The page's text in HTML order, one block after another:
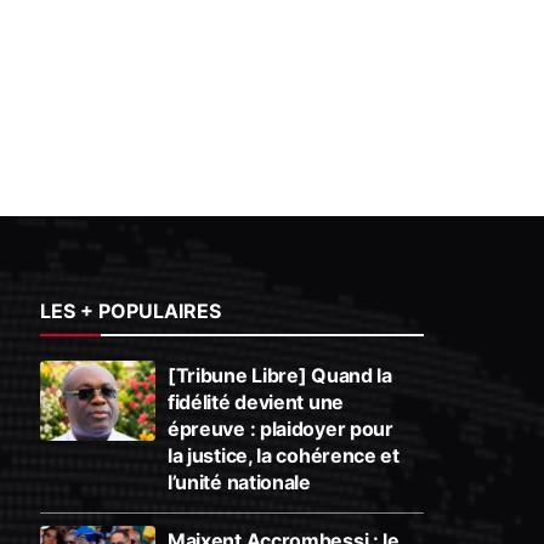
LES + POPULAIRES
[Tribune Libre] Quand la
fidélité devient une
épreuve : plaidoyer pour
la justice, la cohérence et
l’unité nationale